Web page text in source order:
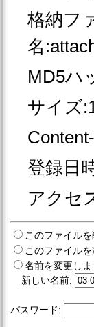
格納フ
名
MD5ハ
サイズ
登録日
アクセ
このファイル
このファイル
名前を変更し
新しい名前:
パスワード: